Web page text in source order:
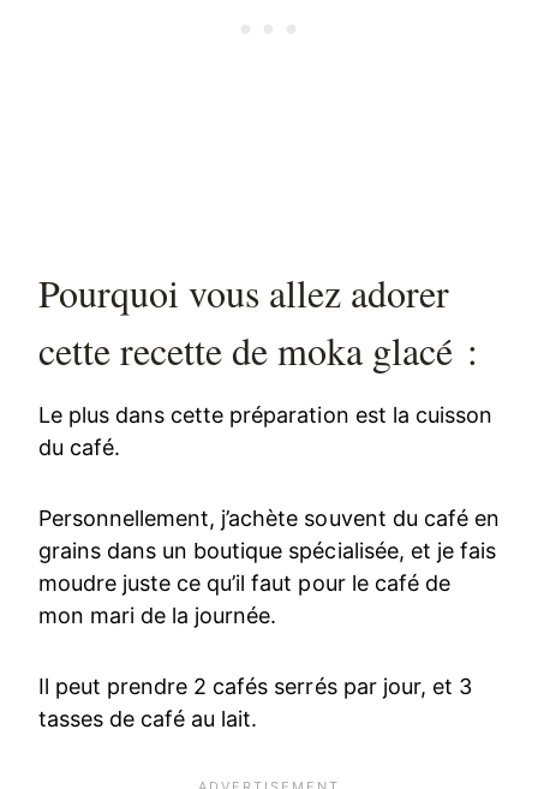
Pourquoi vous allez adorer
cette recette de moka glacé :
Le plus dans cette préparation est la cuisson
du café.
Personnellement, j’achète souvent du café en
grains dans un boutique spécialisée, et je fais
moudre juste ce qu’il faut pour le café de
mon mari de la journée.
Il peut prendre 2 cafés serrés par jour, et 3
tasses de café au lait.